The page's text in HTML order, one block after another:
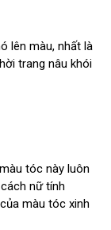
lên màu, nhất là
trang nâu khói
tóc này luôn
nữ tính
màu tóc xinh